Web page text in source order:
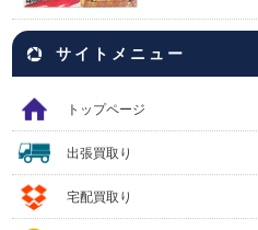
サイトメニュー
トップページ
出張買取り
宅配買取り